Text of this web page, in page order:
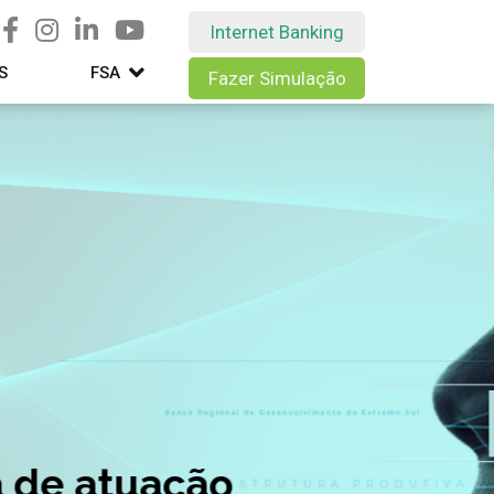
FSA
Internet Banking
Fazer Simulação